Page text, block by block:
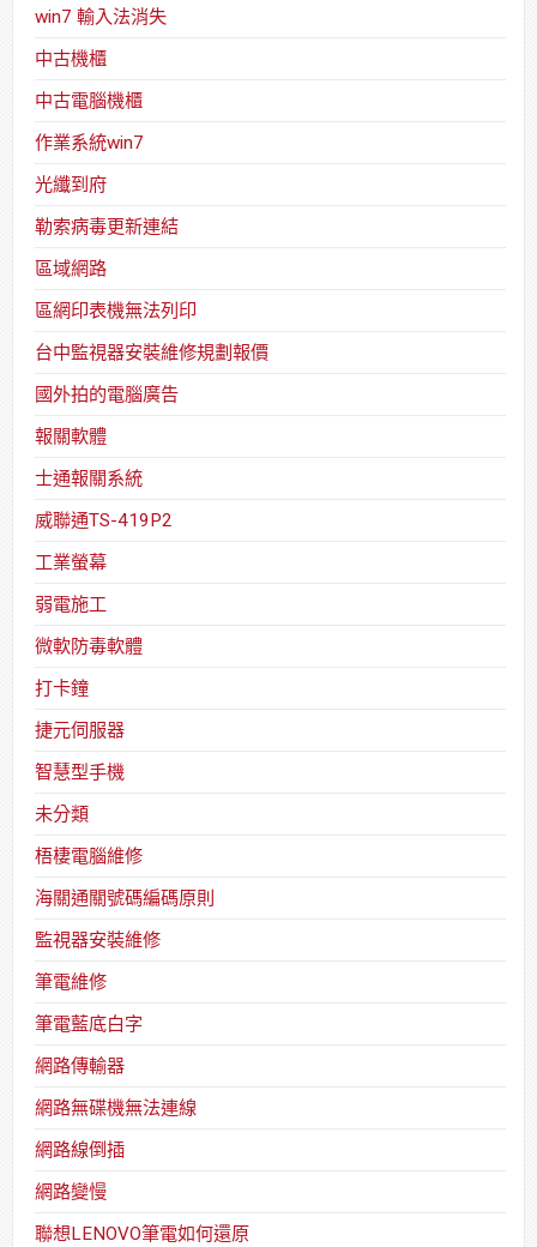
win7 輸入法消失
中古機櫃
中古電腦機櫃
作業系統win7
光纖到府
勒索病毒更新連結
區域網路
區網印表機無法列印
台中監視器安裝維修規劃報價
國外拍的電腦廣告
報關軟體
士通報關系統
威聯通TS-419P2
工業螢幕
弱電施工
微軟防毒軟體
打卡鐘
捷元伺服器
智慧型手機
未分類
梧棲電腦維修
海關通關號碼編碼原則
監視器安裝維修
筆電維修
筆電藍底白字
網路傳輸器
網路無碟機無法連線
網路線倒插
網路變慢
聯想LENOVO筆電如何還原